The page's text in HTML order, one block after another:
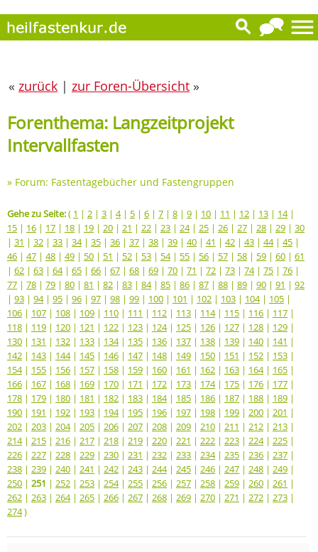
« zurück | zur Foren-Übersicht »
Forenthema: Langzeitprojekt
Intervallfasten
» Forum: Fastentagebücher und Fastengruppen
Gehe zu Seite:( 1 | 2 | 3 | 4| 5 | 6 | 7 | 8 | 9 | 10 | 11 | 12 | 13 | 14|
15 | 16 | 17 | 18 | 19 | 20 | 21 | 22 | 23 | 24| 25 | 26 | 27 | 28 | 29 | 30
| 31 | 32 | 33 | 34| 35 | 36 | 37 | 38 | 39 | 40 | 41 | 42 | 43 | 44| 45 |
46 | 47 | 48 | 49 | 50 | 51 | 52 | 53 | 54| 55 | 56 | 57 | 58 | 59 | 60 | 61
| 62 | 63 | 64| 65 | 66 | 67 | 68 | 69 | 70 | 71 | 72 | 73 | 74| 75 | 76 |
77 | 78 | 79 | 80 | 81 | 82 | 83 | 84| 85 | 86 | 87 | 88 | 89 | 90 | 91 | 92
| 93 | 94| 95 | 96 | 97 | 98 | 99 | 100 | 101 | 102 | 103 | 104| 105 |
106 | 107 | 108 | 109 | 110 | 111 | 112 | 113 | 114| 115 | 116 | 117 |
118 | 119 | 120 | 121 | 122 | 123 | 124| 125 | 126 | 127 | 128 | 129 |
130 | 131 | 132 | 133 | 134| 135 | 136 | 137 | 138 | 139 | 140 | 141 |
142 | 143 | 144| 145 | 146 | 147 | 148 | 149 | 150 | 151 | 152 | 153 |
154| 155 | 156 | 157 | 158 | 159 | 160 | 161 | 162 | 163 | 164| 165 |
166 | 167 | 168 | 169 | 170 | 171 | 172 | 173 | 174| 175 | 176 | 177 |
178 | 179 | 180 | 181 | 182 | 183 | 184| 185 | 186 | 187 | 188 | 189 |
190 | 191 | 192 | 193 | 194| 195 | 196 | 197 | 198 | 199 | 200 | 201 |
202 | 203 | 204| 205 | 206 | 207 | 208 | 209 | 210 | 211 | 212 | 213 |
214| 215 | 216 | 217 | 218 | 219 | 220 | 221 | 222 | 223 | 224| 225 |
226 | 227 | 228 | 229 | 230 | 231 | 232 | 233 | 234| 235 | 236 | 237 |
238 | 239 | 240 | 241 | 242 | 243 | 244| 245 | 246 | 247 | 248 | 249 |
250 | 251 | 252 | 253 | 254| 255 | 256 | 257 | 258 | 259 | 260 | 261 |
262 | 263 | 264| 265 | 266 | 267 | 268 | 269 | 270 | 271 | 272 | 273 |
274)